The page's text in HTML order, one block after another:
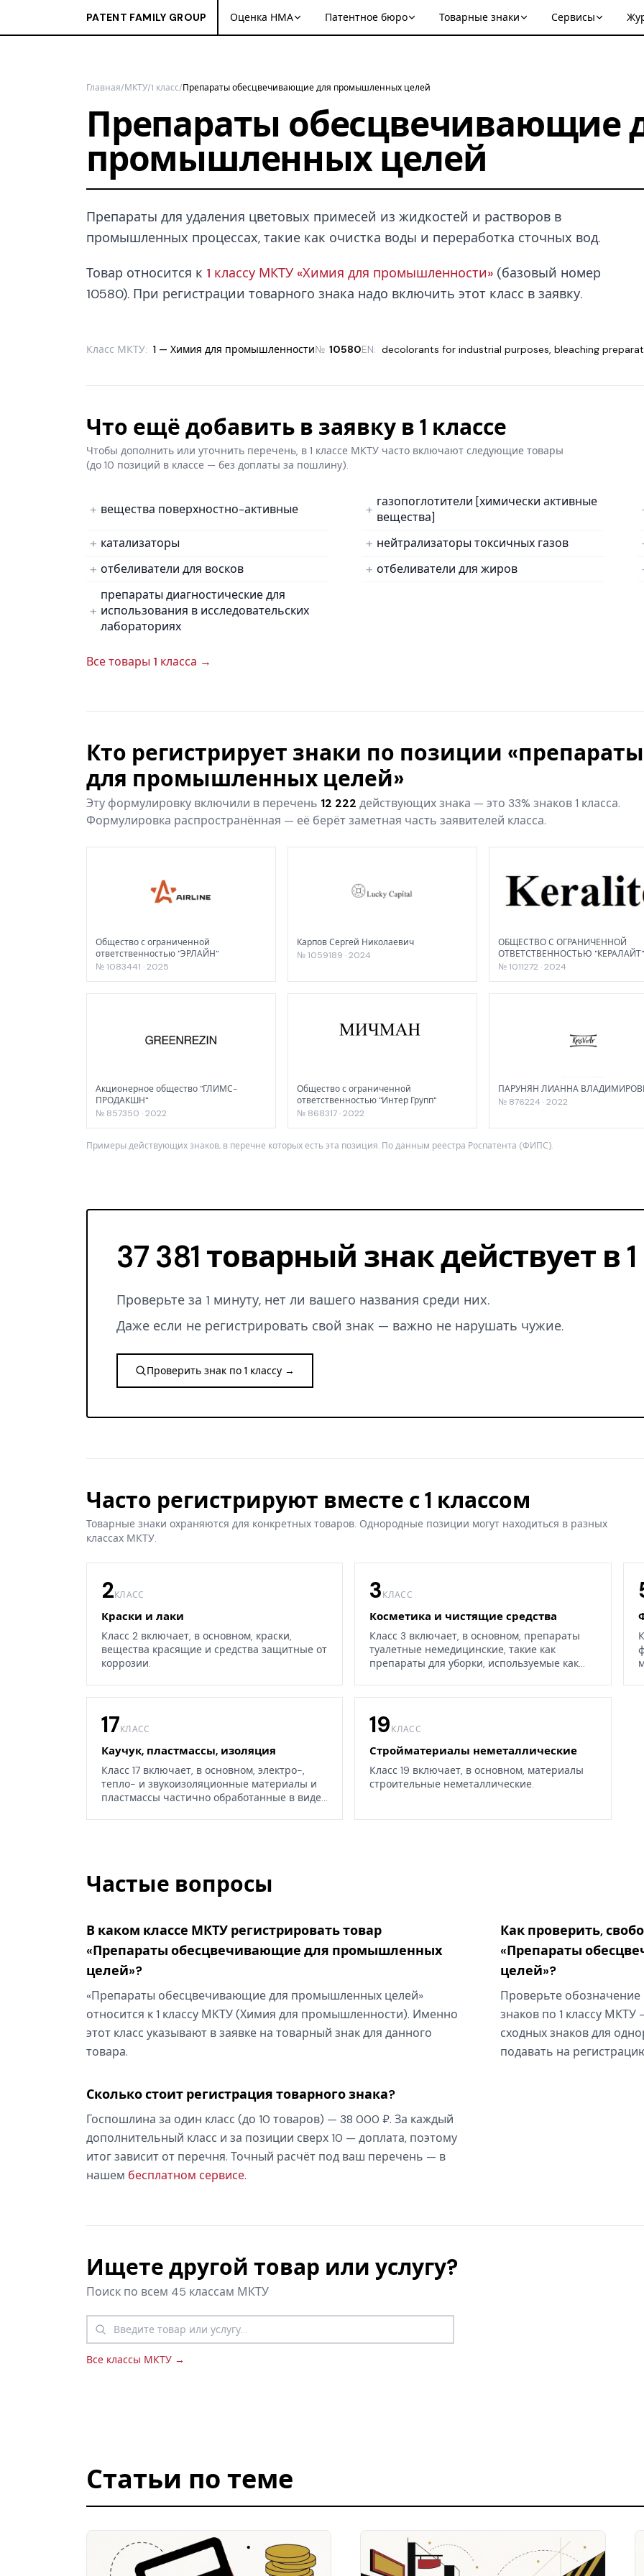
PATENT FAMILY GROUP Оценка НМА Патентное бюро Товарные знаки Сервисы
Главная/МКТУ/1 класс/Препараты обесцвечивающие для промышленных целей
Препараты обесцвечивающие
промышленных целей
Препараты для удаления цветовых примесей из жидкостей и растворов в
промышленных процессах, такие как очистка воды и переработка сточных вод.
Товар относится к 1 классу МКТУ «Химия для промышленности» (базовый номер
10580). При регистрации товарного знака надо включить этот класс в заявку.
Класс МКТУ: 1 — Химия для промышленности№ 10580EN: decolorants for industrial purposes, bleaching
Что ещё добавить в заявку в 1 классе
Чтобы дополнить или уточнить перечень, в 1 классе МКТУ часто включают следующие товары
(до 10 позиций в классе — без доплаты за пошлину).
вещества поверхностно-активные
газопоглотители [химически активные
вещества]
катализаторы нейтрализаторы токсичных газов
отбеливатели для восков
отбеливатели для жиров
препараты диагностические для
использования в исследовательских
лабораториях
Все товары 1 класса →
Кто регистрирует знаки по позиции
для промышленных целей»
Эту формулировку включили в перечень 12 222 действующих знака — это 33% знаков 1 класса.
Формулировка распространённая — её берёт заметная часть заявителей класса.
Общество с ограниченной
ответственностью "ЭРЛАЙН"
№ 1083441 · 2025
Карпов Сергей Николаевич
№ 1059189 · 2024
ОБЩЕСТВО С ОГРАНИЧЕННОЙ
ОТВЕТСТВЕННОСТЬЮ "КЕРАЛАЙТ"
№ 1011272 · 2024
Акционерное общество "ГЛИМС-
ПРОДАКШН"
№ 857350 · 2022
Общество с ограниченной
ответственностью "Интер Групп"
№ 868317 · 2022
ПАРУНЯН ЛИАННА
№ 876224 · 2022
Примеры действующих знаков, в перечне которых есть эта позиция. По данным реестра Роспатента (ФИПС).
37 381 товарный знак действует в
Проверьте за 1 минуту, нет ли вашего названия среди них.
Даже если не регистрировать свой знак — важно не нарушать чужие.
Проверить знак по 1 классу →
Часто регистрируют вместе с 1 классом
Товарные знаки охраняются для конкретных товаров. Однородные позиции могут находиться в разных
классах МКТУ.
2КЛАСС
Краски и лаки
Класс 2 включает, в основном, краски,
вещества красящие и средства защитные от
коррозии.
3КЛАСС
Косметика и чистящие средства
Класс 3 включает, в основном, препараты
туалетные немедицинские, такие как
препараты для уборки, используемые как
17КЛАСС
Каучук, пластмассы, изоляция
Класс 17 включает, в основном, электро-,
тепло- и звукоизоляционные материалы и
пластмассы частично обработанные в виде
19КЛАСС
Стройматериалы неметаллические
Класс 19 включает, в основном, материалы
строительные неметаллические.
Частые вопросы
В каком классе МКТУ регистрировать товар
«Препараты обесцвечивающие для промышленных
целей»?
«Препараты обесцвечивающие для промышленных целей»
относится к 1 классу МКТУ (Химия для промышленности). Именно
этот класс указывают в заявке на товарный знак для данного
товара.
Как проверить,
«Препараты
целей»?
Проверьте
знаков по 1 классу МКТУ
сходных знаков для
подавать на
Сколько стоит регистрация товарного знака?
Госпошлина за один класс (до 10 товаров) — 38 000 ₽. За каждый
дополнительный класс и за позиции сверх 10 — доплата, поэтому
итог зависит от перечня. Точный расчёт под ваш перечень — в
нашем бесплатном сервисе.
Ищете другой товар или услугу?
Поиск по всем 45 классам МКТУ
Все классы МКТУ →
Статьи по теме